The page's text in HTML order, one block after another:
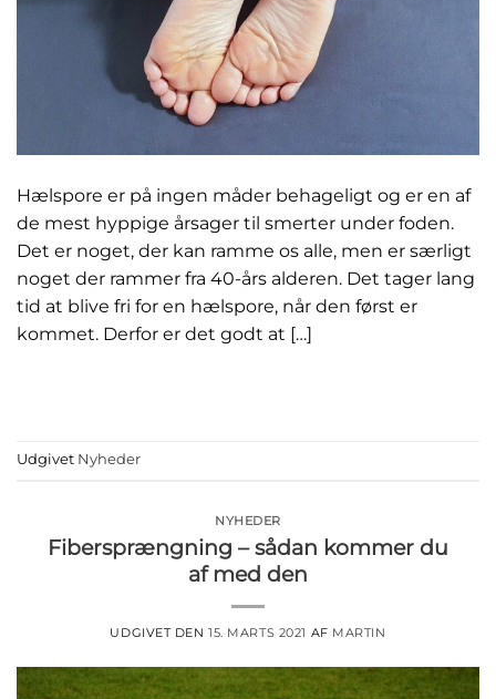
Hælspore er på ingen måder behageligt og er en af
de mest hyppige årsager til smerter under foden.
Det er noget, der kan ramme os alle, men er særligt
noget der rammer fra 40-års alderen. Det tager lang
tid at blive fri for en hælspore, når den først er
kommet. Derfor er det godt at […]
Udgivet Nyheder
NYHEDER
Fibersprængning – sådan kommer du
af med den
UDGIVET DEN15. MARTS 2021 AF MARTIN